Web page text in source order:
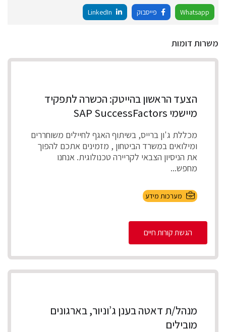
Whatsapp פייסבוק
משרות דומות
הצעד הראשון בהייטק: הכשרה לתפקיד
מיישמי SAP SuccessFactors
מכללת ג'ון ברייס, בשיתוף האגף לחיילים משוחררים
ומילואים במשרד הביטחון , מזמינים אתכם להפוך
את הניסיון הצבאי לקריירה טכנולוגית. אנחנו
מחפש...
מערכות מידע
הגשת קורות חיים
מנהל/ת דאטה בענן ג’וניור, בארגונים
מובילים